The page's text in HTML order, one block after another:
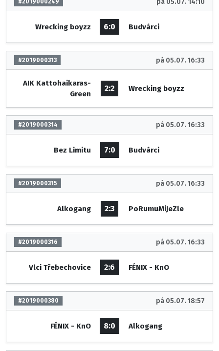
#2019000249
Wrecking boyzz 6:0 Budvárci
#2019000313 pá 05.07. 16:33
AIK Kattohaikaras-
Green
2:2 Wrecking boyzz
#2019000314 pá 05.07. 16:33
Bez Limitu 7:0 Budvárci
#2019000315 pá 05.07. 16:33
Alkogang 2:3 PoRumuMiJeZle
#2019000316 pá 05.07. 16:33
Vlci Třebechovice 2:6 FÉNIX - KnO
#2019000380 pá 05.07. 18:57
FÉNIX - KnO 8:0 Alkogang